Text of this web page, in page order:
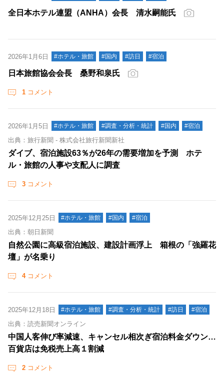
全日本ホテル連盟（ANHA）会長 清水嗣能氏
2026年1月6日 #ホテル・旅館 #国内 #訪日 #宿泊
日本旅館協会会長 桑野和泉氏
1 コメント
2026年1月5日 #ホテル・旅館 #調査・分析・統計 #国内 #宿泊
出典：旅行新聞 - 株式会社旅行新聞新社
ダイブ、宿泊施設63％が26年の需要増加を予測 ホテ
ル・旅館の人事や支配人に調査
3 コメント
2025年12月25日 #ホテル・旅館 #国内 #宿泊
出典：朝日新聞
自然公園に高級宿泊施設、建設計画浮上 箱根の「強羅花
壇」が名乗り
4コメント
2025年12月18日 #ホテル・旅館 #調査・分析・統計 #訪日 #宿泊
出典：読売新聞オンライン
中国人客伸び率減速、キャンセル相次ぎ宿泊料金ダウン…
百貨店は免税売上高１割減
2 コメント